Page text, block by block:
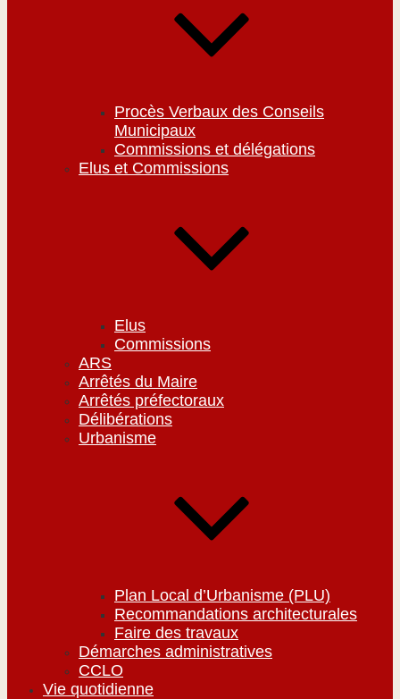
Procès Verbaux des Conseils
Municipaux
Commissions et délégations
Elus et Commissions
Elus
Commissions
ARS
Arrêtés du Maire
Arrêtés préfectoraux
Délibérations
Urbanisme
Plan Local d’Urbanisme (PLU)
Recommandations architecturales
Faire des travaux
Démarches administratives
CCLO
Vie quotidienne